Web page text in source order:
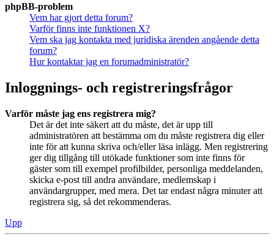
phpBB-problem
Vem har gjort detta forum?
Varför finns inte funktionen X?
Vem ska jag kontakta med juridiska ärenden angående detta
forum?
Hur kontaktar jag en forumadministratör?
Inloggnings- och registreringsfrågor
Varför måste jag ens registrera mig?
Det är det inte säkert att du måste, det är upp till
administratören att bestämma om du måste registrera dig eller
inte för att kunna skriva och/eller läsa inlägg. Men registrering
ger dig tillgång till utökade funktioner som inte finns för
gäster som till exempel profilbilder, personliga meddelanden,
skicka e-post till andra användare, medlemskap i
användargrupper, med mera. Det tar endast några minuter att
registrera sig, så det rekommenderas.
Upp